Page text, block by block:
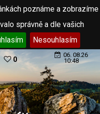
poznáme a zobrazíme
správně a dle vašich
Nesouhlasím
0
06. 08.26
10:48